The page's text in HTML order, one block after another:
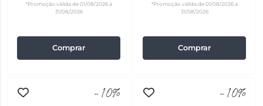
*Promoção válida de 01/08/2026 a
31/08/2026
Comprar
*Promoção válida de 01/08/2026 a
31/08/2026
Comprar
-10% -10%